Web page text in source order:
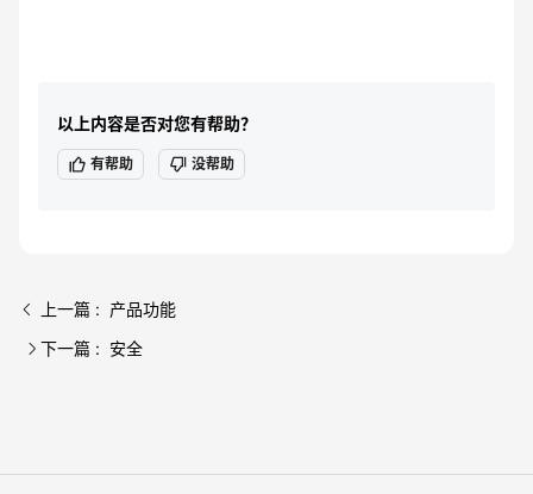
以上内容是否对您有帮助？
有帮助 没帮助
上一篇 : 产品功能
下一篇 : 安全